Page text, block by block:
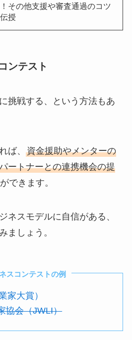
その他支援や審査通過のコツ
授
ンテスト
挑戦する、という方法もあ
ば、 資金援助やメンターの
ートナーとの連携機会の提
できます。
ネスモデルに自信がある、
ましょう。
スコンテストの例
家大賞）
協会（JWLI）